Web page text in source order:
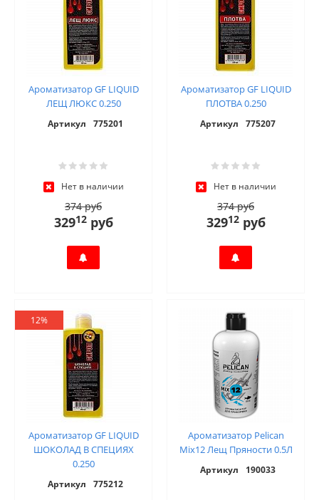
Ароматизатор GF LIQUID
ЛЕЩ ЛЮКС 0.250
Артикул 775201
Нет в наличии
374 руб
32912руб
Ароматизатор GF LIQUID
ПЛОТВА 0.250
Артикул 775207
Нет в наличии
374 руб
32912руб
12%
Ароматизатор GF LIQUID
ШОКОЛАД В СПЕЦИЯХ
0.250
Артикул 775212
Ароматизатор Pelican
Mix12 Лещ Пряности 0.5Л
Артикул 190033